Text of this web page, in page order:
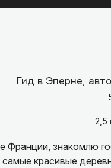
Гид в Эперне,
2,5
Франции, знакомлю
красивые